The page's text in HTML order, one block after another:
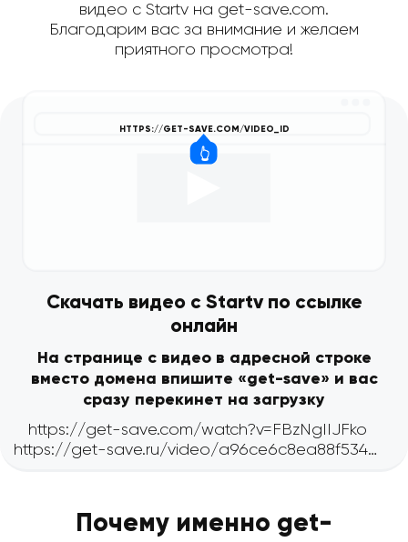
видео с Startv на get-save.com.
Благодарим вас за внимание и желаем
приятного просмотра!
Скачать видео с Startv по ссылке
онлайн
На странице с видео в адресной строке
вместо домена впишите «get-save» и вас
сразу перекинет на загрузку
Почему именно get-